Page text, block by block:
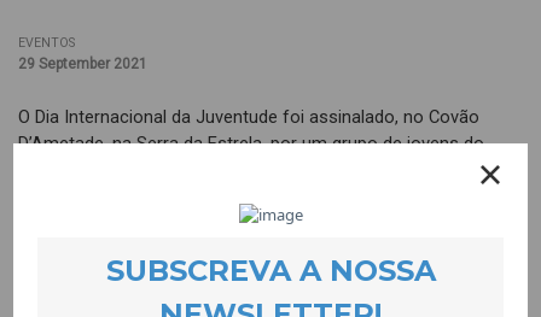
EVENTOS
29 September 2021
O Dia Internacional da Juventude foi assinalado, no Covão
D’Ametade, na Serra da Estrela, por um grupo de jovens do
projecto Quero Ser Mais E8G e da Casa do Menino Jesus da
mediáticos como as alterações climáticas e foram
mobilizados para a acção através de testemunhos de jovens